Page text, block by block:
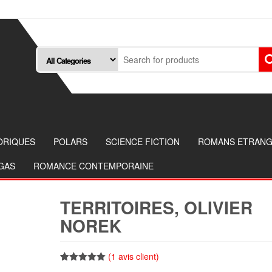
POLARS SCIENCE FICTION ROMANS
ROMANCE CONTEMPORAINE
TERRITOIRES, OLIVIER
NOREK
(1 avis client)